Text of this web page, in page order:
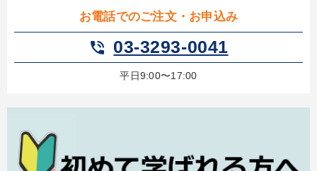
お電話でのご注文・お申込み
phone_in_talk 03-3293-0041
平日9:00〜17:00